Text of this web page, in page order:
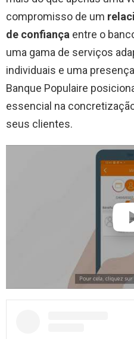
compromisso de um
de confiança entre o
uma gama de serviços
individuais e uma
Banque Populaire
essencial na
seus clientes.